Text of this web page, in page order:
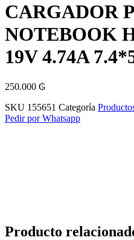
CARGADOR
NOTEBOOK
19V 4.74A
250.000 ₲
SKU 155651 Categoría
Pedir por Whatsapp
Producto